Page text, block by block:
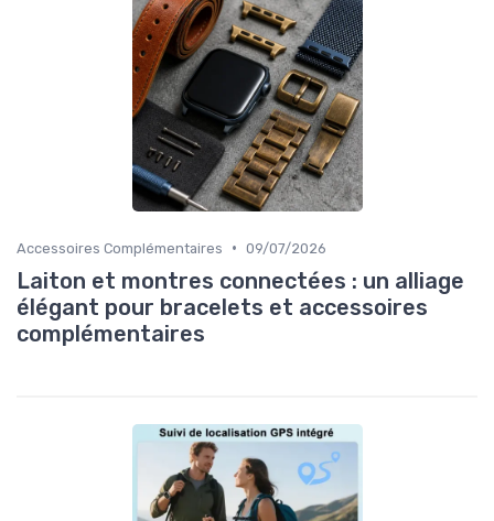
Accessoires Complémentaires • 09/07/2026
Laiton et montres connectées : un alliage
élégant pour bracelets et accessoires
complémentaires